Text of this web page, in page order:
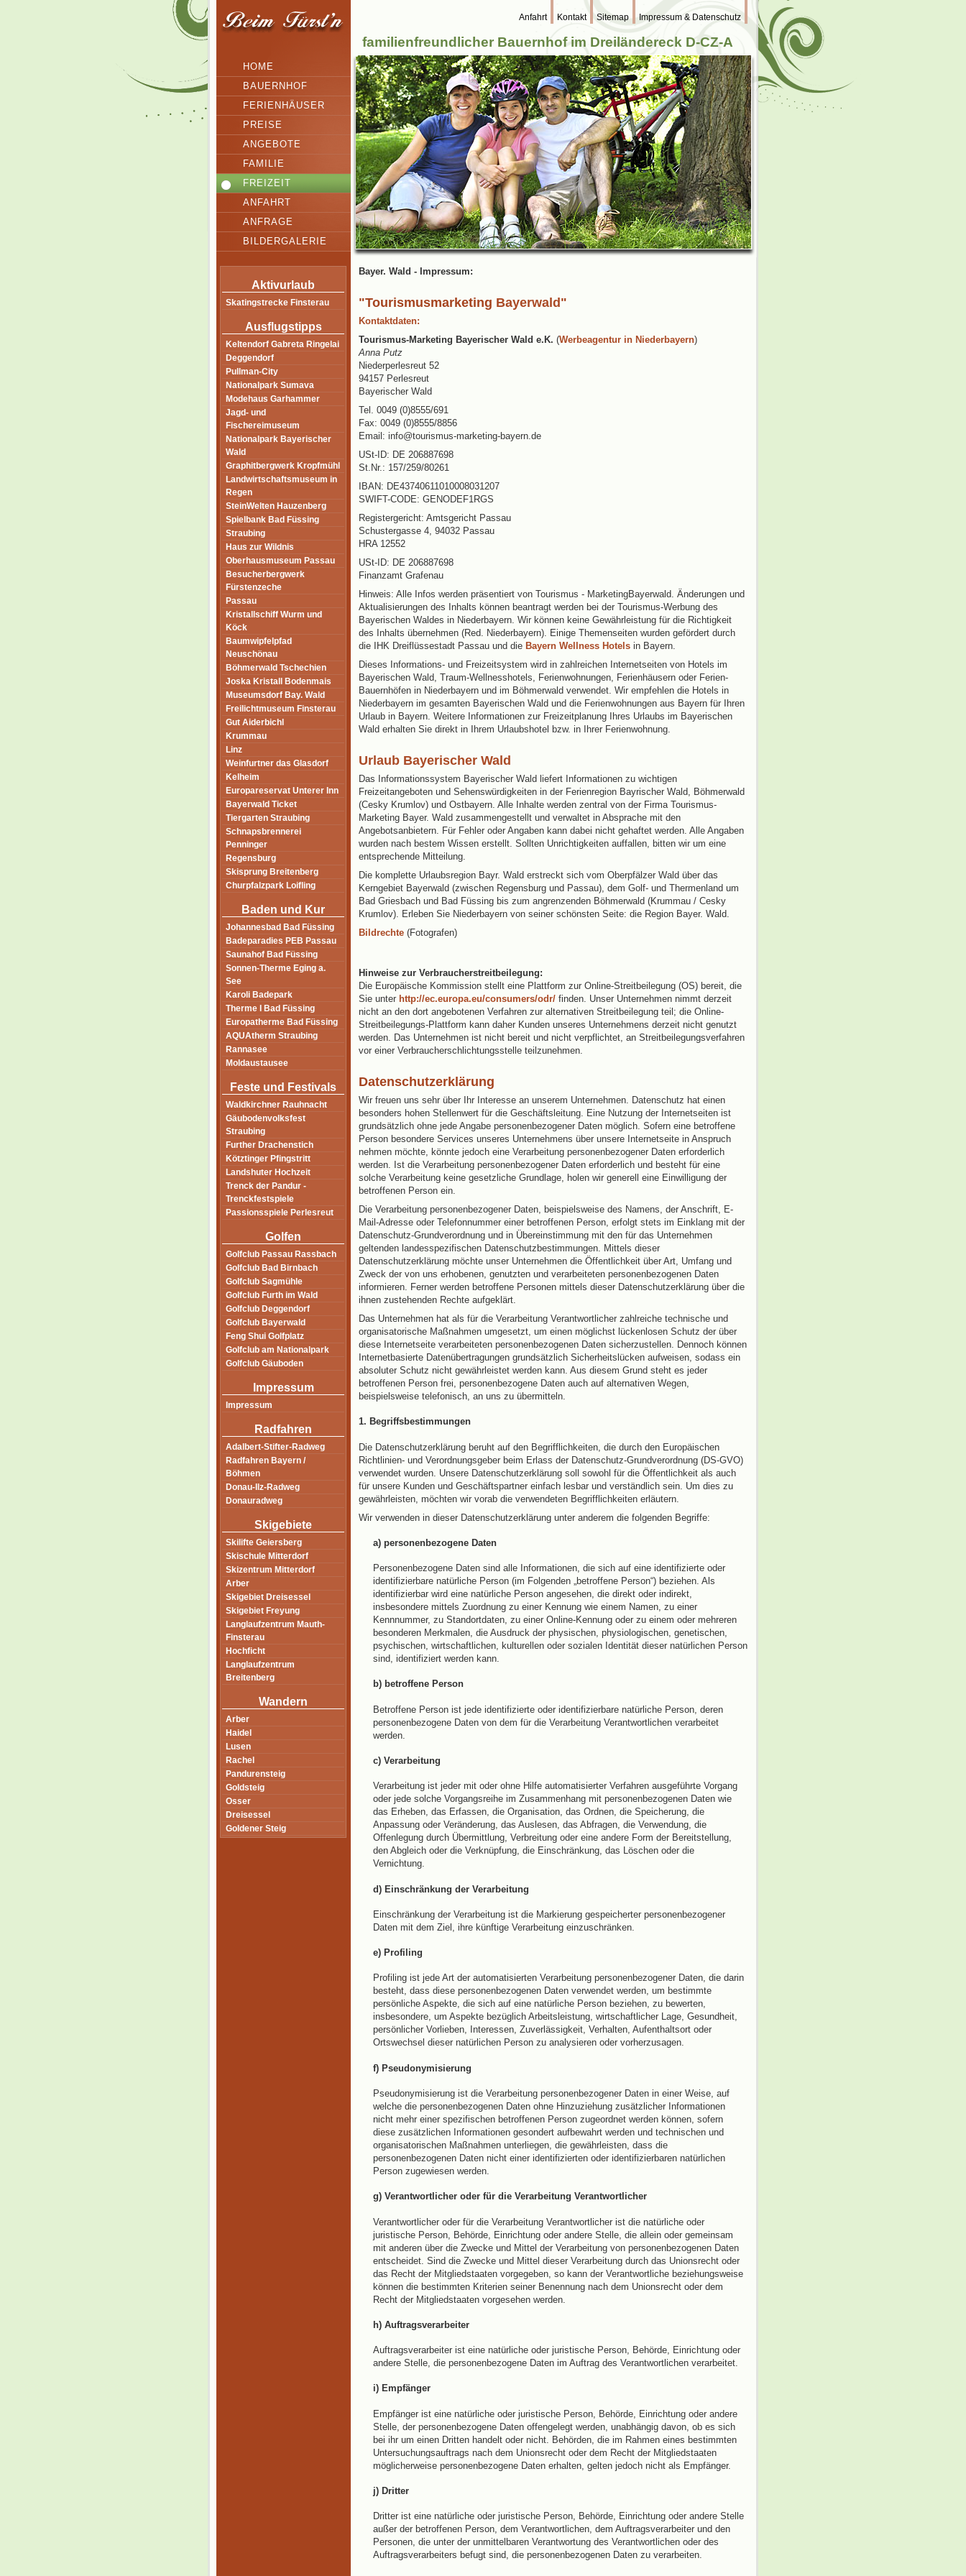
HOME
BAUERNHOF
FERIENHÄUSER
PREISE
ANGEBOTE
FAMILIE
FREIZEIT
ANFAHRT
ANFRAGE
BILDERGALERIE
Aktivurlaub
Skatingstrecke Finsterau
Ausflugstipps
Keltendorf Gabreta Ringelai
Deggendorf
Pullman-City
Nationalpark Sumava
Modehaus Garhammer
Jagd- und
Fischereimuseum
Nationalpark Bayerischer
Wald
Graphitbergwerk Kropfmühl
Landwirtschaftsmuseum in
Regen
SteinWelten Hauzenberg
Spielbank Bad Füssing
Straubing
Haus zur Wildnis
Oberhausmuseum Passau
Besucherbergwerk
Fürstenzeche
Passau
Kristallschiff Wurm und
Köck
Baumwipfelpfad
Neuschönau
Böhmerwald Tschechien
Joska Kristall Bodenmais
Museumsdorf Bay. Wald
Freilichtmuseum Finsterau
Gut Aiderbichl
Krummau
Linz
Weinfurtner das Glasdorf
Kelheim
Europareservat Unterer Inn
Bayerwald Ticket
Tiergarten Straubing
Schnapsbrennerei
Penninger
Regensburg
Skisprung Breitenberg
Churpfalzpark Loifling
Baden und Kur
Johannesbad Bad Füssing
Badeparadies PEB Passau
Saunahof Bad Füssing
Sonnen-Therme Eging a.
See
Karoli Badepark
Therme I Bad Füssing
Europatherme Bad Füssing
AQUAtherm Straubing
Rannasee
Moldaustausee
Feste und Festivals
Waldkirchner Rauhnacht
Gäubodenvolksfest
Straubing
Further Drachenstich
Kötztinger Pfingstritt
Landshuter Hochzeit
Trenck der Pandur -
Trenckfestspiele
Passionsspiele Perlesreut
Golfen
Golfclub Passau Rassbach
Golfclub Bad Birnbach
Golfclub Sagmühle
Golfclub Furth im Wald
Golfclub Deggendorf
Golfclub Bayerwald
Feng Shui Golfplatz
Golfclub am Nationalpark
Golfclub Gäuboden
Impressum
Impressum
Radfahren
Adalbert-Stifter-Radweg
Radfahren Bayern /
Böhmen
Donau-Ilz-Radweg
Donauradweg
Skigebiete
Skilifte Geiersberg
Skischule Mitterdorf
Skizentrum Mitterdorf
Arber
Skigebiet Dreisessel
Skigebiet Freyung
Langlaufzentrum Mauth-
Finsterau
Hochficht
Langlaufzentrum
Breitenberg
Wandern
Arber
Haidel
Lusen
Rachel
Pandurensteig
Goldsteig
Osser
Dreisessel
Goldener Steig
Impressum & Datenschutz
Sitemap
Kontakt
Anfahrt
familienfreundlicher Bauernhof im Dreiländereck D-CZ-A
Bayer. Wald - Impressum:
"Tourismusmarketing Bayerwald "
Kontaktdaten:
Tourismus-Marketing Bayerischer Wald e.K. (Werbeagentur in Niederbayern)
Anna Putz
Niederperlesreut 52
94157 Perlesreut
Bayerischer Wald
Tel. 0049 (0)8555/691
Fax: 0049 (0)8555/8856
Email: info@tourismus-marketing-bayern.de
USt-ID: DE 206887698
St.Nr.: 157/259/80261
IBAN: DE43740611010008031207
SWIFT-CODE: GENODEF1RGS
Registergericht: Amtsgericht Passau
Schustergasse 4, 94032 Passau
HRA 12552
USt-ID: DE 206887698
Finanzamt Grafenau
Hinweis: Alle Infos werden präsentiert von Tourismus - MarketingBayerwald. Änderungen und
Aktualisierungen des Inhalts können beantragt werden bei der Tourismus-Werbung des
Bayerischen Waldes in Niederbayern. Wir können keine Gewährleistung für die Richtigkeit
des Inhalts übernehmen (Red. Niederbayern). Einige Themenseiten wurden gefördert durch
die IHK Dreiflüssestadt Passau und die Bayern Wellness Hotels in Bayern.
Dieses Informations- und Freizeitsystem wird in zahlreichen Internetseiten von Hotels im
Bayerischen Wald, Traum-Wellnesshotels, Ferienwohnungen, Ferienhäusern oder Ferien-
Bauernhöfen in Niederbayern und im Böhmerwald verwendet. Wir empfehlen die Hotels in
Niederbayern im gesamten Bayerischen Wald und die Ferienwohnungen aus Bayern für Ihren
Urlaub in Bayern. Weitere Informationen zur Freizeitplanung Ihres Urlaubs im Bayerischen
Wald erhalten Sie direkt in Ihrem Urlaubshotel bzw. in Ihrer Ferienwohnung.
Urlaub Bayerischer Wald
Das Informationssystem Bayerischer Wald liefert Informationen zu wichtigen
Freizeitangeboten und Sehenswürdigkeiten in der Ferienregion Bayrischer Wald, Böhmerwald
(Cesky Krumlov) und Ostbayern. Alle Inhalte werden zentral von der Firma Tourismus-
Marketing Bayer. Wald zusammengestellt und verwaltet in Absprache mit den
Angebotsanbietern. Für Fehler oder Angaben kann dabei nicht gehaftet werden. Alle Angaben
wurden nach bestem Wissen erstellt. Sollten Unrichtigkeiten auffallen, bitten wir um eine
entsprechende Mitteilung.
Die komplette Urlaubsregion Bayr. Wald erstreckt sich vom Oberpfälzer Wald über das
Kerngebiet Bayerwald (zwischen Regensburg und Passau), dem Golf- und Thermenland um
Bad Griesbach und Bad Füssing bis zum angrenzenden Böhmerwald (Krummau / Cesky
Krumlov). Erleben Sie Niederbayern von seiner schönsten Seite: die Region Bayer. Wald.
Bildrechte (Fotografen)
Hinweise zur Verbraucherstreitbeilegung:
Die Europäische Kommission stellt eine Plattform zur Online-Streitbeilegung (OS) bereit, die
Sie unter http://ec.europa.eu/consumers/odr/ finden. Unser Unternehmen nimmt derzeit
nicht an den dort angebotenen Verfahren zur alternativen Streitbeilegung teil; die Online-
Streitbeilegungs-Plattform kann daher Kunden unseres Unternehmens derzeit nicht genutzt
werden. Das Unternehmen ist nicht bereit und nicht verpflichtet, an Streitbeilegungsverfahren
vor einer Verbraucherschlichtungsstelle teilzunehmen.
Datenschutzerklärung
Wir freuen uns sehr über Ihr Interesse an unserem Unternehmen. Datenschutz hat einen
besonders hohen Stellenwert für die Geschäftsleitung. Eine Nutzung der Internetseiten ist
grundsätzlich ohne jede Angabe personenbezogener Daten möglich. Sofern eine betroffene
Person besondere Services unseres Unternehmens über unsere Internetseite in Anspruch
nehmen möchte, könnte jedoch eine Verarbeitung personenbezogener Daten erforderlich
werden. Ist die Verarbeitung personenbezogener Daten erforderlich und besteht für eine
solche Verarbeitung keine gesetzliche Grundlage, holen wir generell eine Einwilligung der
betroffenen Person ein.
Die Verarbeitung personenbezogener Daten, beispielsweise des Namens, der Anschrift, E-
Mail-Adresse oder Telefonnummer einer betroffenen Person, erfolgt stets im Einklang mit der
Datenschutz-Grundverordnung und in Übereinstimmung mit den für das Unternehmen
geltenden landesspezifischen Datenschutzbestimmungen. Mittels dieser
Datenschutzerklärung möchte unser Unternehmen die Öffentlichkeit über Art, Umfang und
Zweck der von uns erhobenen, genutzten und verarbeiteten personenbezogenen Daten
informieren. Ferner werden betroffene Personen mittels dieser Datenschutzerklärung über die
ihnen zustehenden Rechte aufgeklärt.
Das Unternehmen hat als für die Verarbeitung Verantwortlicher zahlreiche technische und
organisatorische Maßnahmen umgesetzt, um einen möglichst lückenlosen Schutz der über
diese Internetseite verarbeiteten personenbezogenen Daten sicherzustellen. Dennoch können
Internetbasierte Datenübertragungen grundsätzlich Sicherheitslücken aufweisen, sodass ein
absoluter Schutz nicht gewährleistet werden kann. Aus diesem Grund steht es jeder
betroffenen Person frei, personenbezogene Daten auch auf alternativen Wegen,
beispielsweise telefonisch, an uns zu übermitteln.
1. Begriffsbestimmungen
Die Datenschutzerklärung beruht auf den Begrifflichkeiten, die durch den Europäischen
Richtlinien- und Verordnungsgeber beim Erlass der Datenschutz-Grundverordnung (DS-GVO)
verwendet wurden. Unsere Datenschutzerklärung soll sowohl für die Öffentlichkeit als auch
für unsere Kunden und Geschäftspartner einfach lesbar und verständlich sein. Um dies zu
gewährleisten, möchten wir vorab die verwendeten Begrifflichkeiten erläutern.
Wir verwenden in dieser Datenschutzerklärung unter anderem die folgenden Begriffe:
a) personenbezogene Daten
Personenbezogene Daten sind alle Informationen, die sich auf eine identifizierte oder
identifizierbare natürliche Person (im Folgenden „betroffene Person“) beziehen. Als
identifizierbar wird eine natürliche Person angesehen, die direkt oder indirekt,
insbesondere mittels Zuordnung zu einer Kennung wie einem Namen, zu einer
Kennnummer, zu Standortdaten, zu einer Online-Kennung oder zu einem oder mehreren
besonderen Merkmalen, die Ausdruck der physischen, physiologischen, genetischen,
psychischen, wirtschaftlichen, kulturellen oder sozialen Identität dieser natürlichen Person
sind, identifiziert werden kann.
b) betroffene Person
Betroffene Person ist jede identifizierte oder identifizierbare natürliche Person, deren
personenbezogene Daten von dem für die Verarbeitung Verantwortlichen verarbeitet
werden.
c) Verarbeitung
Verarbeitung ist jeder mit oder ohne Hilfe automatisierter Verfahren ausgeführte Vorgang
oder jede solche Vorgangsreihe im Zusammenhang mit personenbezogenen Daten wie
das Erheben, das Erfassen, die Organisation, das Ordnen, die Speicherung, die
Anpassung oder Veränderung, das Auslesen, das Abfragen, die Verwendung, die
Offenlegung durch Übermittlung, Verbreitung oder eine andere Form der Bereitstellung,
den Abgleich oder die Verknüpfung, die Einschränkung, das Löschen oder die
Vernichtung.
d) Einschränkung der Verarbeitung
Einschränkung der Verarbeitung ist die Markierung gespeicherter personenbezogener
Daten mit dem Ziel, ihre künftige Verarbeitung einzuschränken.
e) Profiling
Profiling ist jede Art der automatisierten Verarbeitung personenbezogener Daten, die darin
besteht, dass diese personenbezogenen Daten verwendet werden, um bestimmte
persönliche Aspekte, die sich auf eine natürliche Person beziehen, zu bewerten,
insbesondere, um Aspekte bezüglich Arbeitsleistung, wirtschaftlicher Lage, Gesundheit,
persönlicher Vorlieben, Interessen, Zuverlässigkeit, Verhalten, Aufenthaltsort oder
Ortswechsel dieser natürlichen Person zu analysieren oder vorherzusagen.
f) Pseudonymisierung
Pseudonymisierung ist die Verarbeitung personenbezogener Daten in einer Weise, auf
welche die personenbezogenen Daten ohne Hinzuziehung zusätzlicher Informationen
nicht mehr einer spezifischen betroffenen Person zugeordnet werden können, sofern
diese zusätzlichen Informationen gesondert aufbewahrt werden und technischen und
organisatorischen Maßnahmen unterliegen, die gewährleisten, dass die
personenbezogenen Daten nicht einer identifizierten oder identifizierbaren natürlichen
Person zugewiesen werden.
g) Verantwortlicher oder für die Verarbeitung Verantwortlicher
Verantwortlicher oder für die Verarbeitung Verantwortlicher ist die natürliche oder
juristische Person, Behörde, Einrichtung oder andere Stelle, die allein oder gemeinsam
mit anderen über die Zwecke und Mittel der Verarbeitung von personenbezogenen Daten
entscheidet. Sind die Zwecke und Mittel dieser Verarbeitung durch das Unionsrecht oder
das Recht der Mitgliedstaaten vorgegeben, so kann der Verantwortliche beziehungsweise
können die bestimmten Kriterien seiner Benennung nach dem Unionsrecht oder dem
Recht der Mitgliedstaaten vorgesehen werden.
h) Auftragsverarbeiter
Auftragsverarbeiter ist eine natürliche oder juristische Person, Behörde, Einrichtung oder
andere Stelle, die personenbezogene Daten im Auftrag des Verantwortlichen verarbeitet.
i) Empfänger
Empfänger ist eine natürliche oder juristische Person, Behörde, Einrichtung oder andere
Stelle, der personenbezogene Daten offengelegt werden, unabhängig davon, ob es sich
bei ihr um einen Dritten handelt oder nicht. Behörden, die im Rahmen eines bestimmten
Untersuchungsauftrags nach dem Unionsrecht oder dem Recht der Mitgliedstaaten
möglicherweise personenbezogene Daten erhalten, gelten jedoch nicht als Empfänger.
j) Dritter
Dritter ist eine natürliche oder juristische Person, Behörde, Einrichtung oder andere Stelle
außer der betroffenen Person, dem Verantwortlichen, dem Auftragsverarbeiter und den
Personen, die unter der unmittelbaren Verantwortung des Verantwortlichen oder des
Auftragsverarbeiters befugt sind, die personenbezogenen Daten zu verarbeiten.